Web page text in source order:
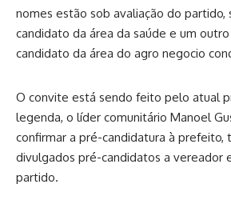
nomes estão sob avaliação do partido,
candidato da área da saúde e um
candidato da área do agro negocio
O convite está sendo feito pelo atual
legenda, o líder comunitário Manoel
confirmar a pré-candidatura à prefeito,
divulgados pré-candidatos a vereador
partido.